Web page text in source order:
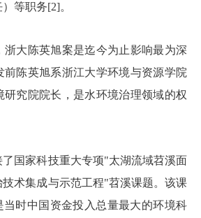
等职务[2]。
浙大陈英旭案是迄今为止影响最为深
前陈英旭系浙江大学环境与资源学院
研究院院长，是水环境治理领域的权
了国家科技重大专项"太湖流域苕溪面
术集成与示范工程"苕溪课题。该课
当时中国资金投入总量最大的环境科